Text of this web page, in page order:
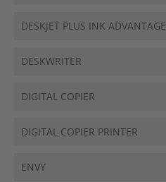
DESKJET PLUS INK ADVANTAGE
DESKWRITER
DIGITAL COPIER
DIGITAL COPIER PRINTER
ENVY